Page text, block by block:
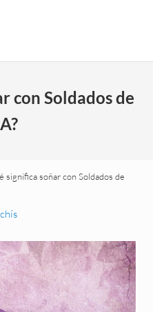
con Soldados de
significa soñar con Soldados de